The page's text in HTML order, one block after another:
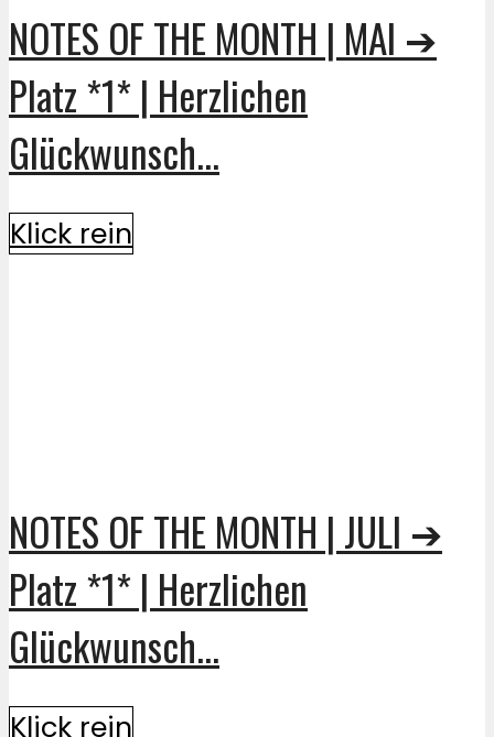
NOTES OF THE MONTH | MAI ➔
Platz *1* | Herzlichen
Glückwunsch...
Klick rein
NOTES OF THE MONTH | JULI ➔
Platz *1* | Herzlichen
Glückwunsch...
Klick rein